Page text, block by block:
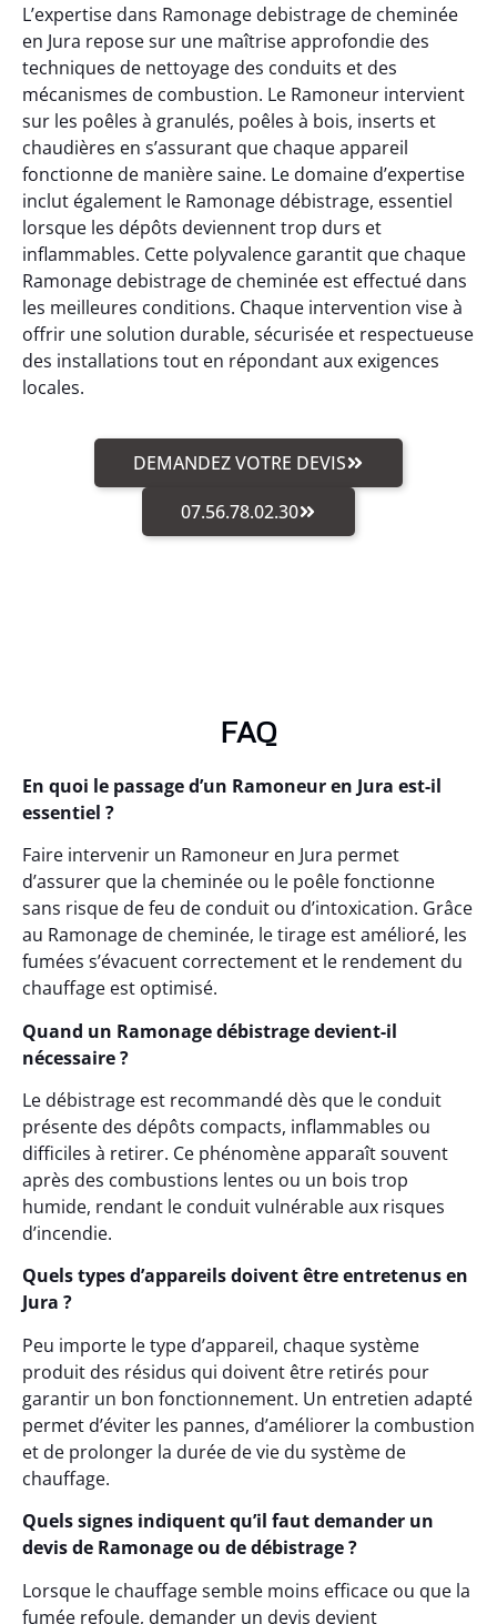
L’expertise dans Ramonage debistrage de cheminée
en Jura repose sur une maîtrise approfondie des
techniques de nettoyage des conduits et des
mécanismes de combustion. Le Ramoneur intervient
sur les poêles à granulés, poêles à bois, inserts et
chaudières en s’assurant que chaque appareil
fonctionne de manière saine. Le domaine d’expertise
inclut également le Ramonage débistrage, essentiel
lorsque les dépôts deviennent trop durs et
inflammables. Cette polyvalence garantit que chaque
Ramonage debistrage de cheminée est effectué dans
les meilleures conditions. Chaque intervention vise à
offrir une solution durable, sécurisée et respectueuse
des installations tout en répondant aux exigences
locales.
DEMANDEZ VOTRE DEVIS
07.56.78.02.30
FAQ
En quoi le passage d’un Ramoneur en Jura est-il
essentiel ?
Faire intervenir un Ramoneur en Jura permet
d’assurer que la cheminée ou le poêle fonctionne
sans risque de feu de conduit ou d’intoxication. Grâce
au Ramonage de cheminée, le tirage est amélioré, les
fumées s’évacuent correctement et le rendement du
chauffage est optimisé.
Quand un Ramonage débistrage devient-il
nécessaire ?
Le débistrage est recommandé dès que le conduit
présente des dépôts compacts, inflammables ou
difficiles à retirer. Ce phénomène apparaît souvent
après des combustions lentes ou un bois trop
humide, rendant le conduit vulnérable aux risques
d’incendie.
Quels types d’appareils doivent être entretenus en
Jura ?
Peu importe le type d’appareil, chaque système
produit des résidus qui doivent être retirés pour
garantir un bon fonctionnement. Un entretien adapté
permet d’éviter les pannes, d’améliorer la combustion
et de prolonger la durée de vie du système de
chauffage.
Quels signes indiquent qu’il faut demander un
devis de Ramonage ou de débistrage ?
Lorsque le chauffage semble moins efficace ou que la
fumée refoule, demander un devis devient